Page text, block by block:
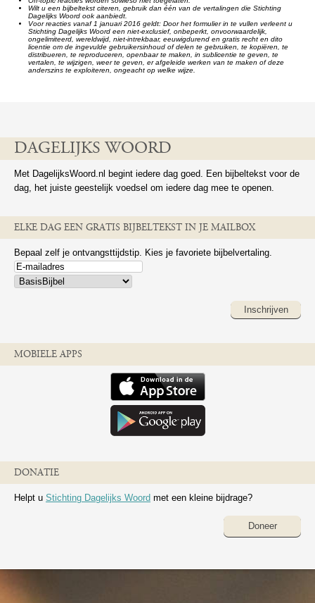
Wilt u een bijbeltekst citeren, gebruik dan één van de vertalingen die Stichting
Dagelijks Woord ook aanbiedt.
Voor reacties vanaf 1 januari 2016 geldt: Door het formulier in te vullen verleent u
Stichting Dagelijks Woord een niet-exclusief, onbeperkt, onvoorwaardelijk,
ongelimiteerd, wereldwijd, niet-intrekbaar, eeuwigdurend en gratis recht en dito
licentie om de ingevulde gebruikersinhoud of delen te gebruiken, te kopiëren, te
distribueren, te reproduceren, openbaar te maken, in sublicentie te geven, te
vertalen, te wijzigen, weer te geven, er afgeleide werken van te maken of deze
anderszins te exploiteren, ongeacht op welke wijze.
DAGELIJKS WOORD
Met DagelijksWoord.nl begint iedere dag goed. Een bijbeltekst voor de
dag, het juiste geestelijk voedsel om iedere dag mee te openen.
ELKE DAG EEN GRATIS BIJBELTEKST IN JE MAILBOX
Bepaal zelf je ontvangsttijdstip. Kies je favoriete bijbelvertaling.
Inschrijven
MOBIELE APPS
DONATIE
Helpt u Stichting Dagelijks Woord met een kleine bijdrage?
Doneer